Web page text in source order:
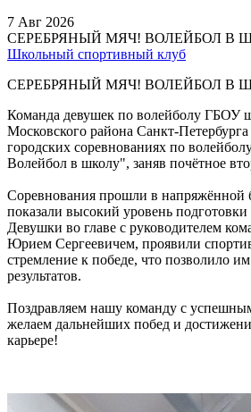
7 Авг 2026
СЕРЕБРЯНЫЙ МЯЧ! ВОЛЕЙБОЛ В
Школьный спортивный клуб
СЕРЕБРЯНЫЙ МЯЧ! ВОЛЕЙБОЛ В
Команда девушек по волейболу ГБОУ
Московского района Санкт-
городских соревнованиях по
Волейбол в школу", заняв почётное
Соревнования прошли в напряжённой
показали высокий уровень
Девушки во главе с руководителем
Юрием Сергеевичем, проявили
стремление к победе, что позволило
результатов.
Поздравляем нашу команду с
желаем дальнейших побед и
карьере!